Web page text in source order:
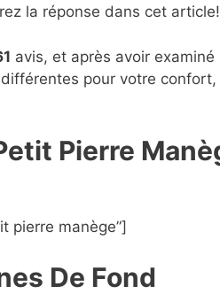
la réponse dans cet article!
avis, et après avoir
pour votre
Pierre
pierre manège”]
De Fond